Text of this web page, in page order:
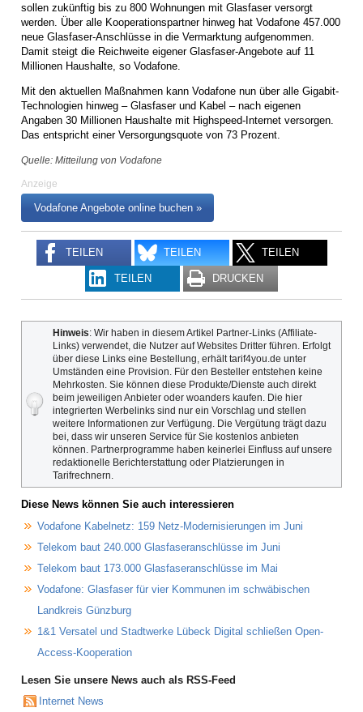
sollen zukünftig bis zu 800 Wohnungen mit Glasfaser versorgt
werden. Über alle Kooperationspartner hinweg hat Vodafone 457.000
neue Glasfaser-Anschlüsse in die Vermarktung aufgenommen.
Damit steigt die Reichweite eigener Glasfaser-Angebote auf 11
Millionen Haushalte, so Vodafone.
Mit den aktuellen Maßnahmen kann Vodafone nun über alle Gigabit-
Technologien hinweg – Glasfaser und Kabel – nach eigenen
Angaben 30 Millionen Haushalte mit Highspeed-Internet versorgen.
Das entspricht einer Versorgungsquote von 73 Prozent.
Quelle: Mitteilung von Vodafone
Anzeige
Vodafone Angebote online buchen »
TEILEN TEILEN TEILEN
TEILEN DRUCKEN
Hinweis: Wir haben in diesem Artikel Partner-Links (Affiliate-
Links) verwendet, die Nutzer auf Websites Dritter führen. Erfolgt
über diese Links eine Bestellung, erhält tarif4you.de unter
Umständen eine Provision. Für den Besteller entstehen keine
Mehrkosten. Sie können diese Produkte/Dienste auch direkt
beim jeweiligen Anbieter oder woanders kaufen. Die hier
integrierten Werbelinks sind nur ein Vorschlag und stellen
weitere Informationen zur Verfügung. Die Vergütung trägt dazu
bei, dass wir unseren Service für Sie kostenlos anbieten
können. Partnerprogramme haben keinerlei Einfluss auf unsere
redaktionelle Berichterstattung oder Platzierungen in
Tarifrechnern.
Diese News können Sie auch interessieren
Vodafone Kabelnetz: 159 Netz-Modernisierungen im Juni
Telekom baut 240.000 Glasfaseranschlüsse im Juni
Telekom baut 173.000 Glasfaseranschlüsse im Mai
Vodafone: Glasfaser für vier Kommunen im schwäbischen
Landkreis Günzburg
1&1 Versatel und Stadtwerke Lübeck Digital schließen Open-
Access-Kooperation
Lesen Sie unsere News auch als RSS-Feed
Internet News